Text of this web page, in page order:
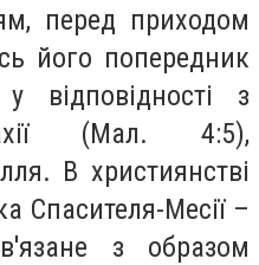
перед приходом
його попередник
відповідності з
(Мал. 4:5),
В християнстві
Спасителя-Месії –
з образом